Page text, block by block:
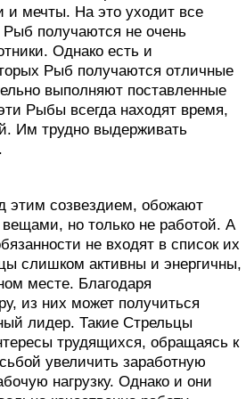
и мечты. На это уходит все
получаются не очень
Однако есть и
Рыб получаются отличные
выполняют поставленные
Рыбы всегда находят время,
Им трудно выдерживать
этим созвездием, обожают
но только не работой. А
не входят в список их
слишком активны и энергичны,
месте. Благодаря
из них может получиться
лидер. Такие Стрельцы
трудящихся, обращаясь к
увеличить заработную
нагрузку. Однако и они